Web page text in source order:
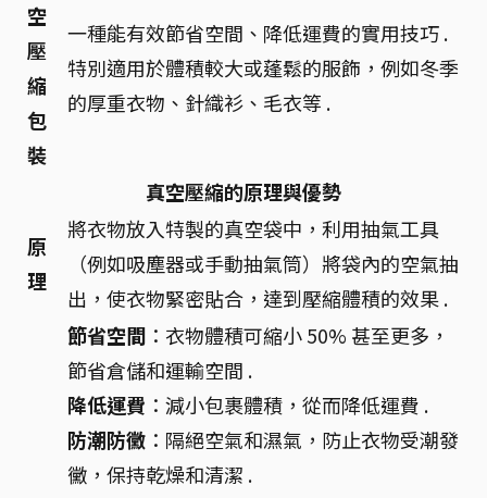
空
壓
縮
包
裝
一種能有效節省空間、降低運費的實用技巧 .
特別適用於體積較大或蓬鬆的服飾，例如冬季
的厚重衣物、針織衫、毛衣等 .
真空壓縮的原理與優勢
原
理
將衣物放入特製的真空袋中，利用抽氣工具
（例如吸塵器或手動抽氣筒）將袋內的空氣抽
出，使衣物緊密貼合，達到壓縮體積的效果 .
節省空間 ：衣物體積可縮小 50% 甚至更多，
節省倉儲和運輸空間 .
降低運費 ：減小包裹體積，從而降低運費 .
防潮防黴 ：隔絕空氣和濕氣，防止衣物受潮發
黴，保持乾燥和清潔 .